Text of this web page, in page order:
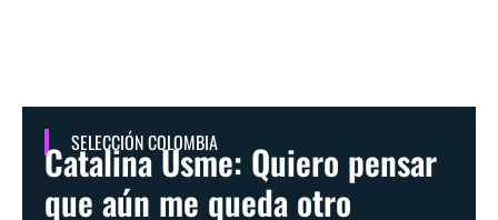
SELECCIÓN COLOMBIA
Catalina Usme: Quiero pensar
que aún me queda otro